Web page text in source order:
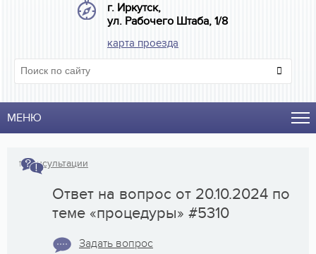
г. Иркутск,
ул. Рабочего Штаба, 1/8
карта проезда
МЕНЮ
↑Консультации
Ответ на вопрос от 20.10.2024 по
теме «процедуры» #5310
Задать вопрос